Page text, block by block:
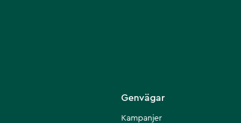
Genvägar
Kampanjer